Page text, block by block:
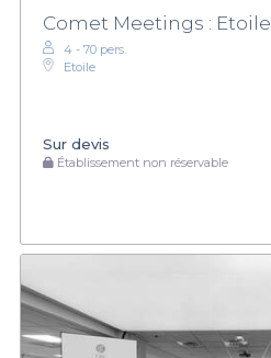
Comet Meetings : Etoile
4 - 70 pers.
Etoile
Sur devis
Établissement non réservable